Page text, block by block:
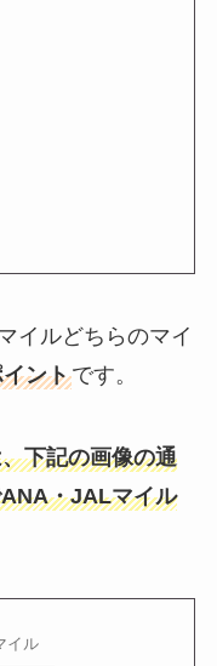
イルどちらのマイ
ントです。
下記の画像の通
・JALマイル
イル